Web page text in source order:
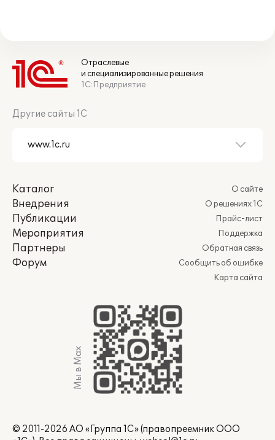
Отраслевые
и специализированные решения
1С:Предприятие
Другие сайты 1С
Каталог
Внедрения
Публикации
Мероприятия
Партнеры
Форум
О сайте
О решениях 1С
Прайс-лист
Поддержка
Обратная связь
Сообщить об ошибке
Карта сайта
Мы в Max
© 2011-2026 АО «Группа 1С» (правопреемник ООО